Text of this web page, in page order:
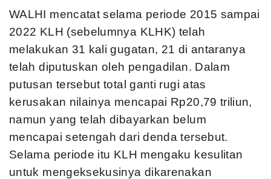
WALHI mencatat selama periode 2015 sampai
2022 KLH (sebelumnya KLHK) telah
melakukan 31 kali gugatan, 21 di antaranya
telah diputuskan oleh pengadilan. Dalam
putusan tersebut total ganti rugi atas
kerusakan nilainya mencapai Rp20,79 triliun,
namun yang telah dibayarkan belum
mencapai setengah dari denda tersebut.
Selama periode itu KLH mengaku kesulitan
untuk mengeksekusinya dikarenakan